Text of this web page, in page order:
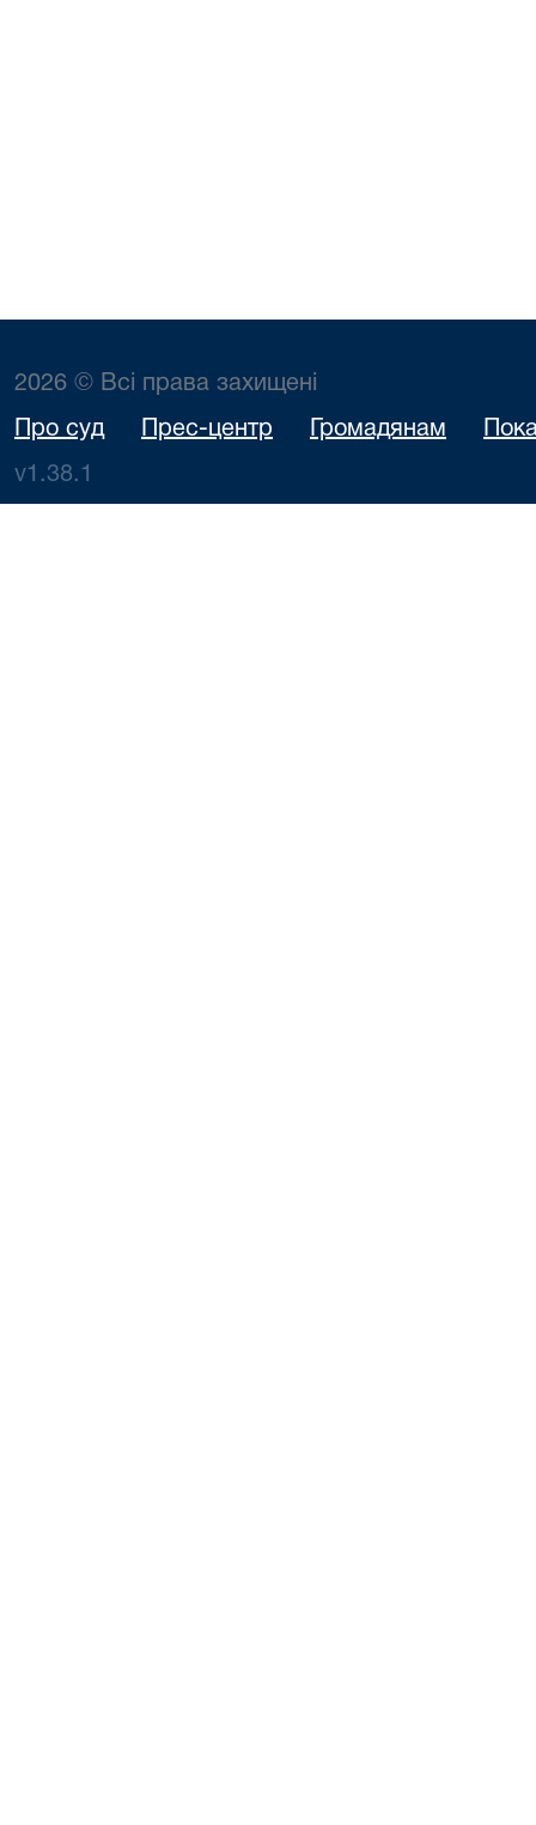
2026 © Всі права захищені
Про суд Прес-центр Громадянам
v1.38.1